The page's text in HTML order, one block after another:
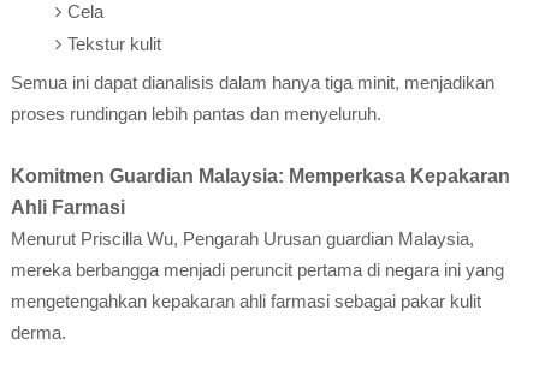
Cela
Tekstur kulit
Semua ini dapat dianalisis dalam hanya tiga minit, menjadikan
proses rundingan lebih pantas dan menyeluruh.
Komitmen Guardian Malaysia: Memperkasa Kepakaran
Ahli Farmasi
Menurut Priscilla Wu, Pengarah Urusan guardian Malaysia,
mereka berbangga menjadi peruncit pertama di negara ini yang
mengetengahkan kepakaran ahli farmasi sebagai pakar kulit
derma.